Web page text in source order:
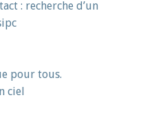
: recherche d’un
pour tous.
ciel